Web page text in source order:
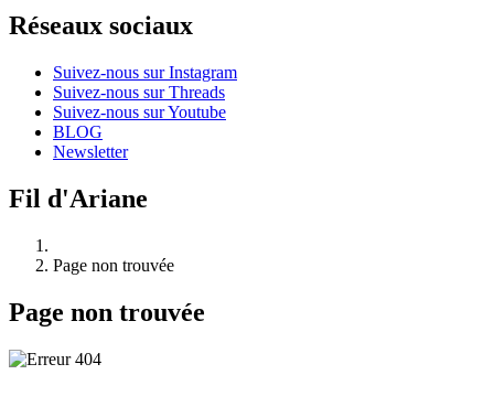
Réseaux sociaux
Suivez-nous sur Instagram
Suivez-nous sur Threads
Suivez-nous sur Youtube
BLOG
Newsletter
Fil d'Ariane
Page non trouvée
Page non trouvée